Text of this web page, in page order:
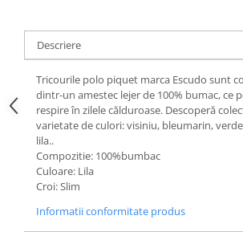
Descriere
Tricourile polo piquet marca Escudo sunt
dintr-un amestec lejer de 100% bumac, ce
respire în zilele călduroase. Descoperă
varietate de culori: visiniu, bleumarin,
lila..
Compozitie: 100%bumbac
Culoare: Lila
Croi: Slim
Informatii conformitate produs